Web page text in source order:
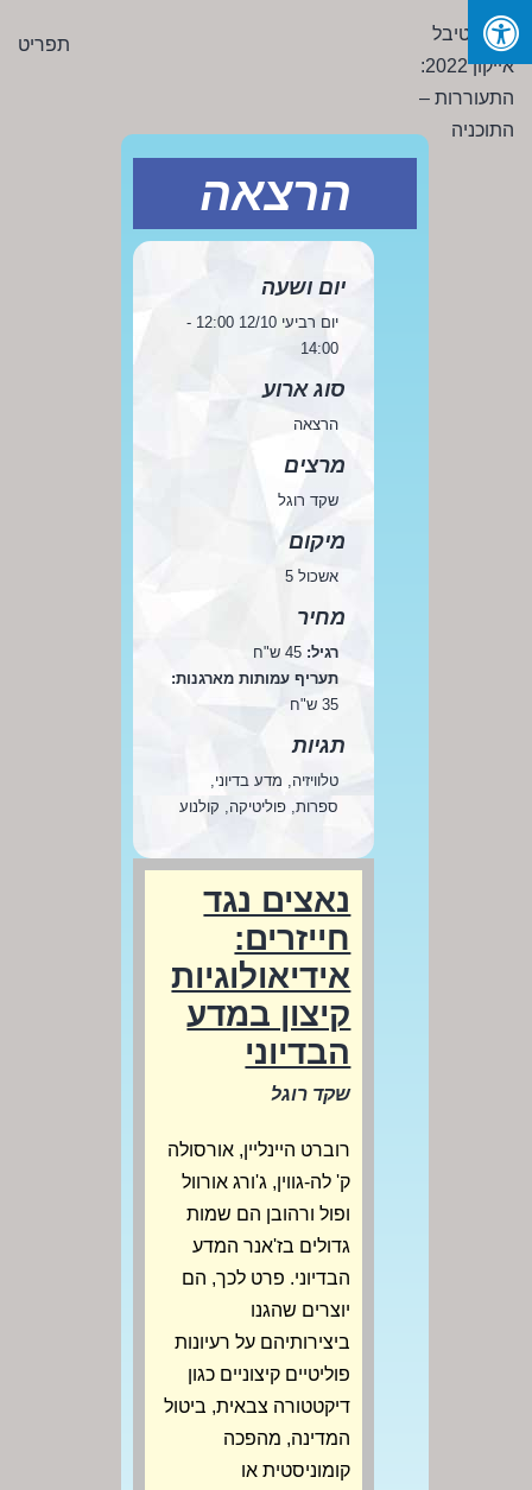
Skip
content
פסטיבל
אייקון
2022:
התעוררות
תפריט
הרצאה
יום ושעה
יום רביעי 12/10 12:00 -
14:00
סוג ארוע
הרצאה
מרצים
שקד רוגל
מיקום
אשכול 5
מחיר
רגיל:
תעריף עמותות מארגנות:
35 ש"ח
תגיות
טלוויזיה, מדע בדיוני,
ספרות, פוליטיקה, קולנוע
נאצים נגד
חייזרים:
אידיאולוגיות
קיצון במדע
הבדיוני
שקד רוגל
רוברט היינליין, אורסולה
ק' לה-גווין, ג'ורג אורוול
ופול ורהובן הם שמות
גדולים בז'אנר המדע
הבדיוני. פרט לכך, הם
יוצרים שהגנו
ביצירותיהם על רעיונות
פוליטיים קיצוניים כגון
דיקטטורה צבאית, ביטול
המדינה, מהפכה
קומוניסטית או